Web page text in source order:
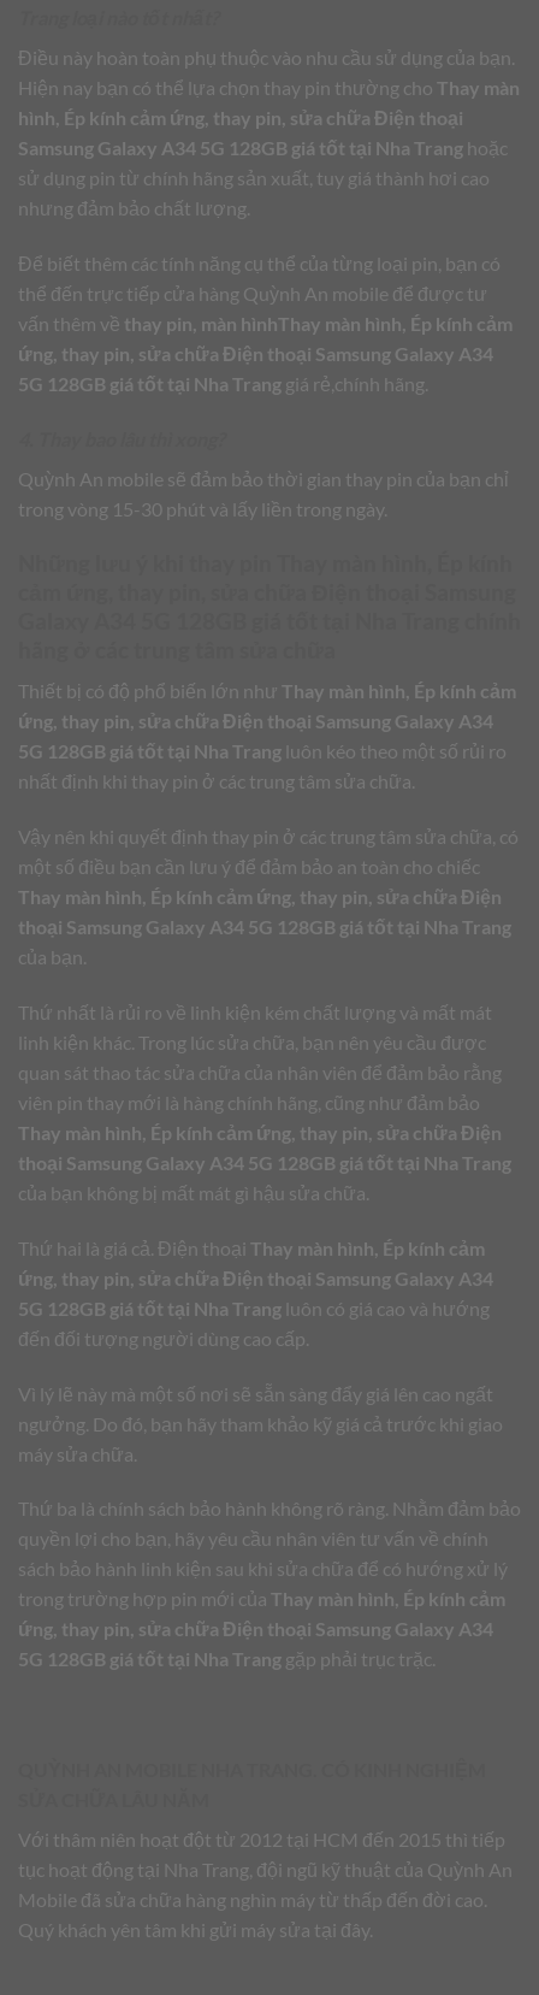
Điều này hoàn toàn phụ thuộc vào nhu cầu sử dụng của bạn.
Hiện nay bạn có thể lựa chọn thay pin thường cho Thay màn
hình, Ép kính cảm ứng, thay pin, sửa chữa Điện thoại
Samsung Galaxy A34 5G 128GB giá tốt tại Nha Trang hoặc
sử dụng pin từ chính hãng sản xuất, tuy giá thành hơi cao
nhưng đảm bảo chất lượng.
Để biết thêm các tính năng cụ thể của từng loại pin, bạn có
thể đến trực tiếp cửa hàng Quỳnh An mobile để được tư
vấn thêm về thay pin, màn hìnhThay màn hình, Ép kính cảm
ứng, thay pin, sửa chữa Điện thoại Samsung Galaxy A34
5G 128GB giá tốt tại Nha Trang giá rẻ,chính hãng.
Quỳnh An mobile sẽ đảm bảo thời gian thay pin của bạn chỉ
trong vòng 15-30 phút và lấy liền trong ngày.
Thiết bị có độ phổ biến lớn như Thay màn hình, Ép kính cảm
ứng, thay pin, sửa chữa Điện thoại Samsung Galaxy A34
5G 128GB giá tốt tại Nha Trang luôn kéo theo một số rủi ro
nhất định khi thay pin ở các trung tâm sửa chữa.
Vậy nên khi quyết định thay pin ở các trung tâm sửa chữa, có
một số điều bạn cần lưu ý để đảm bảo an toàn cho chiếc
Thay màn hình, Ép kính cảm ứng, thay pin, sửa chữa Điện
thoại Samsung Galaxy A34 5G 128GB giá tốt tại Nha Trang
của bạn.
Thứ nhất là rủi ro về linh kiện kém chất lượng và mất mát
linh kiện khác. Trong lúc sửa chữa, bạn nên yêu cầu được
quan sát thao tác sửa chữa của nhân viên để đảm bảo rằng
viên pin thay mới là hàng chính hãng, cũng như đảm bảo
Thay màn hình, Ép kính cảm ứng, thay pin, sửa chữa Điện
thoại Samsung Galaxy A34 5G 128GB giá tốt tại Nha Trang
của bạn không bị mất mát gì hậu sửa chữa.
Thứ hai là giá cả. Điện thoại Thay màn hình, Ép kính cảm
ứng, thay pin, sửa chữa Điện thoại Samsung Galaxy A34
5G 128GB giá tốt tại Nha Trang luôn có giá cao và hướng
đến đối tượng người dùng cao cấp.
Vì lý lẽ này mà một số nơi sẽ sẵn sàng đẩy giá lên cao ngất
ngưởng. Do đó, bạn hãy tham khảo kỹ giá cả trước khi giao
máy sửa chữa.
Thứ ba là chính sách bảo hành không rõ ràng. Nhằm đảm bảo
quyền lợi cho bạn, hãy yêu cầu nhân viên tư vấn về chính
sách bảo hành linh kiện sau khi sửa chữa để có hướng xử lý
trong trường hợp pin mới của Thay màn hình, Ép kính cảm
ứng, thay pin, sửa chữa Điện thoại Samsung Galaxy A34
5G 128GB giá tốt tại Nha Trang gặp phải trục trặc.
Với thâm niên hoạt đột từ 2012 tại HCM đến 2015 thì tiếp
tục hoạt động tại Nha Trang, đội ngũ kỹ thuật của Quỳnh An
Mobile đã sửa chữa hàng nghìn máy từ thấp đến đời cao.
Quý khách yên tâm khi gửi máy sửa tại đây.